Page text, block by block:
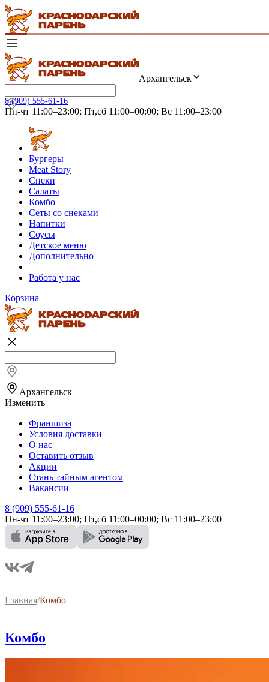
Архангельск
8 (909) 555-61-16
Пн-чт 11:00–23:00; Пт,сб 11:00–00:00; Вс 11:00–23:00
Бургеры
Meat Story
Снеки
Салаты
Комбо
Сеты со снеками
Напитки
Соусы
Детское меню
Дополнительно
Работа у нас
Корзина
Архангельск
Изменить
Франшиза
Условия доставки
О нас
Оставить отзыв
Акции
Стань тайным агентом
Вакансии
8 (909) 555-61-16
Пн-чт 11:00–23:00; Пт,сб 11:00–00:00; Вс 11:00–23:00
Главная/Комбо
Комбо